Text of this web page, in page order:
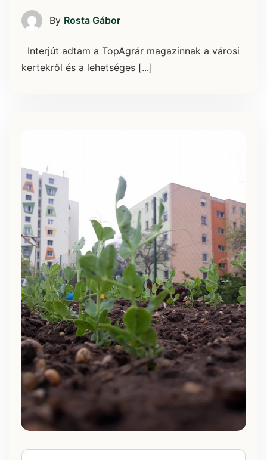
By Rosta Gábor
Interjút adtam a TopAgrár magazinnak a városi
kertekről és a lehetséges [...]